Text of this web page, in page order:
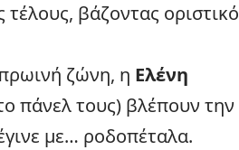
τέλους, βάζοντας οριστικό
ζώνη, η Ελένη
πάνελ τους) βλέπουν την
με… ροδοπέταλα.